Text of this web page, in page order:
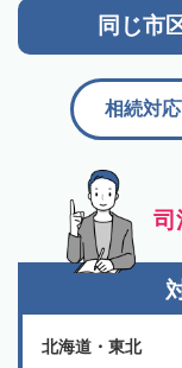
同じ市
司
相続対
北海道・東北